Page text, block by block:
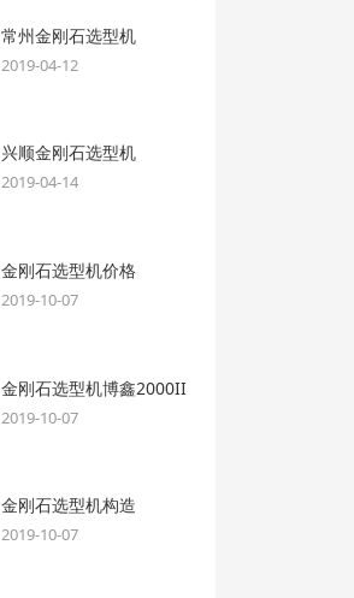
常州金刚石选型机
2019-04-12
兴顺金刚石选型机
2019-04-14
金刚石选型机价格
2019-10-07
金刚石选型机博鑫2000II
2019-10-07
金刚石选型机构造
2019-10-07